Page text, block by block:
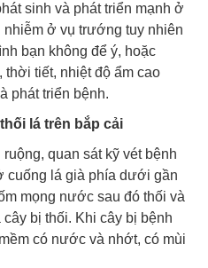
sinh và phát triển mạnh ở
ở vụ trướng tuy nhiên
bạn không để ý, hoặc
thời tiết, nhiệt độ ẩm cao
phát triển bệnh.
lá trên bắp cải
quan sát kỹ vét bệnh
cuống lá già phía dưới gần
mọng nước sau đó thối và
bị thối. Khi cây bị bệnh
có nước và nhớt, có mùi